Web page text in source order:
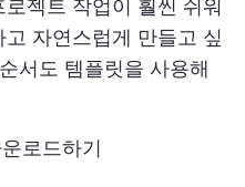
젝트 작업이 훨씬 쉬워
자연스럽게 만들고 싶
서도 템플릿을 사용해
로드하기